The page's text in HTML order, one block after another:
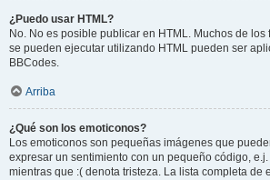
¿Puedo usar HTML?
No. No es posible publicar en HTML. Muchos de los
se pueden ejecutar utilizando HTML pueden ser
BBCodes.
Arriba
¿Qué son los emoticonos?
Los emoticonos son pequeñas imágenes que
expresar un sentimiento con un pequeño código,
mientras que :( denota tristeza. La lista completa de